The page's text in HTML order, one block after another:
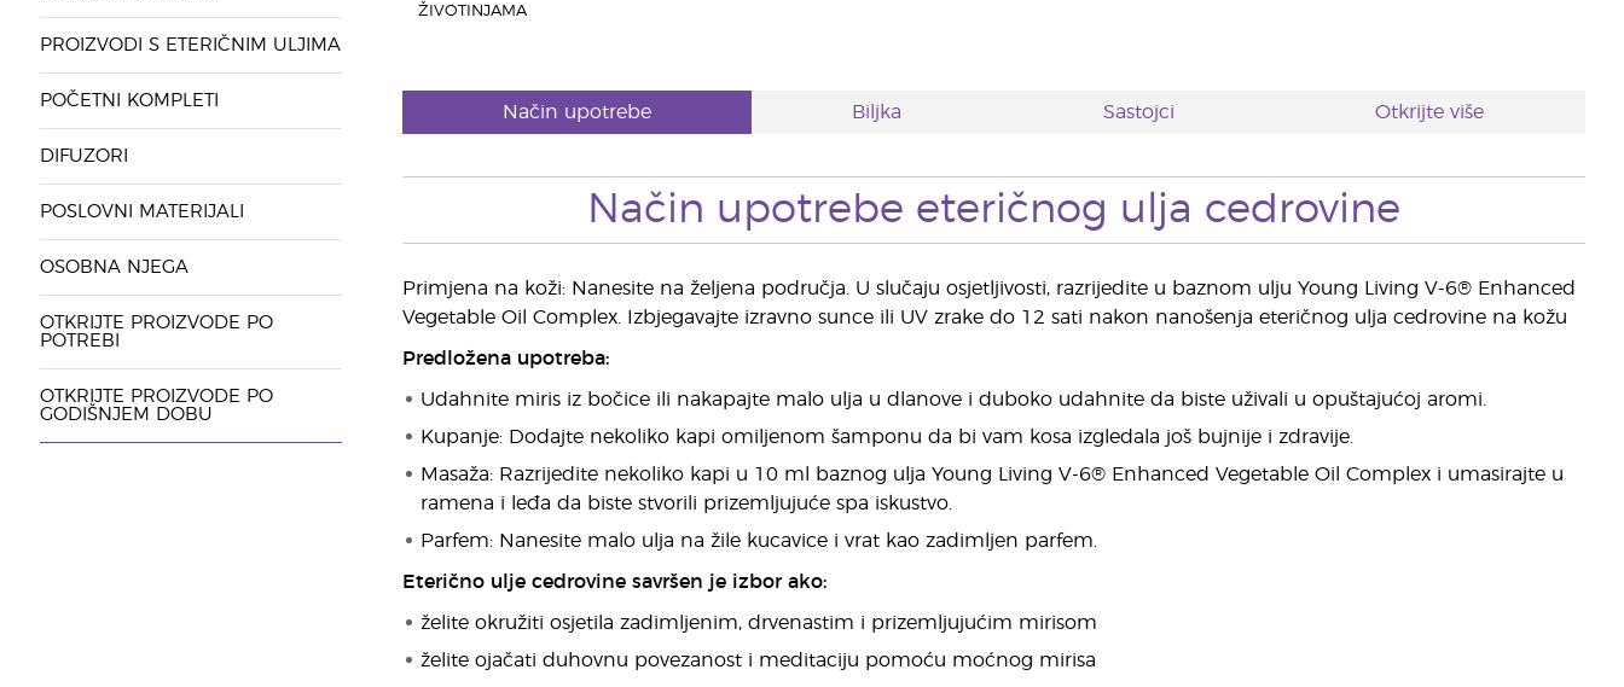
PROIZVODI S ETERIČNIM ULJIMA
POČETNI KOMPLETI
DIFUZORI
POSLOVNI MATERIJALI
OSOBNA NJEGA
OTKRIJTE PROIZVODE PO
POTREBI
OTKRIJTE PROIZVODE PO
GODIŠNJEM DOBU
ŽIVOTINJAMA
Način upotrebe Biljka Sastojci Otkrijte više
Način upotrebe eteričnog ulja cedrovine
Primjena na koži: Nanesite na željena područja. U slučaju osjetljivosti, razrijedite u baznom ulju Young Living V-6® Enhanced
Vegetable Oil Complex. Izbjegavajte izravno sunce ili UV zrake do 12 sati nakon nanošenja eteričnog ulja cedrovine na kožu
Predložena upotreba:
Udahnite miris iz bočice ili nakapajte malo ulja u dlanove i duboko udahnite da biste uživali u opuštajućoj aromi.
Kupanje: Dodajte nekoliko kapi omiljenom šamponu da bi vam kosa izgledala još bujnije i zdravije.
Masaža: Razrijedite nekoliko kapi u 10 ml baznog ulja Young Living V-6® Enhanced Vegetable Oil Complex i umasirajte u
ramena i leđa da biste stvorili prizemljujuće spa iskustvo.
Parfem: Nanesite malo ulja na žile kucavice i vrat kao zadimljen parfem.
Eterično ulje cedrovine savršen je izbor ako:
želite okružiti osjetila zadimljenim, drvenastim i prizemljujućim mirisom
želite ojačati duhovnu povezanost i meditaciju pomoću moćnog mirisa